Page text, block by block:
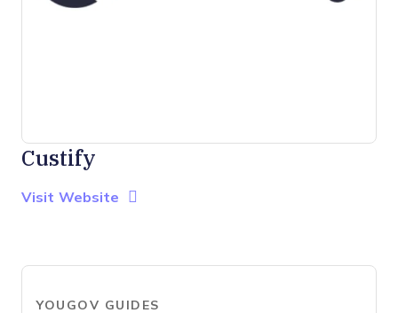
Custify
Visit Website Opens New Window
YOUGOV GUIDES